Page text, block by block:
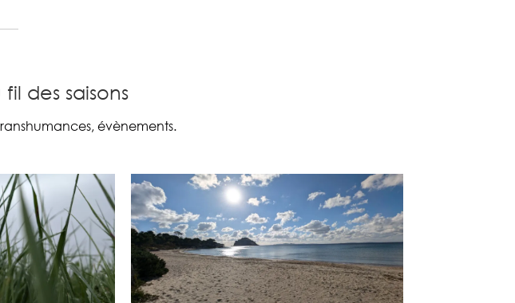
des saisons
évènements.